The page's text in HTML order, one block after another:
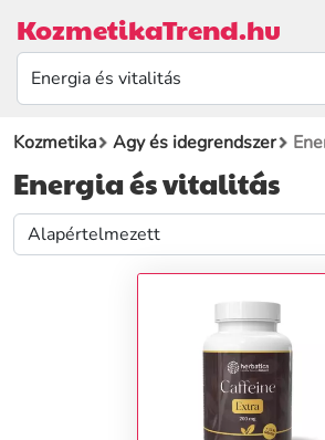
KozmetikaTrend.hu
Kozmetika Agy és idegrendszer
Energia és vitalitás